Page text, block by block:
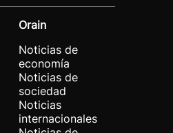
Orain
Noticias de
economía
Noticias de
sociedad
Noticias
internacionales